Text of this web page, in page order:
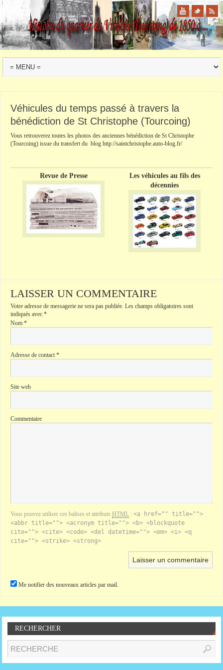
Véhicules du temps passé à travers la
bénédiction de St Christophe (Tourcoing)
Vous retrouverez toutes les photos des anciennes bénédiction de St Christophe
(Tourcoing) issue du transfert du blog http://saintchristophe.auto-blog.fr/
Revue de Presse
Les véhicules au fils des
décennies
LAISSER UN COMMENTAIRE
Votre adresse de messagerie ne sera pas publiée. Les champs obligatoires sont
indiqués avec *
Nom *
Adresse de contact *
Site web
Commentaire
Vous pouvez utiliser ces balises et attributs HTML : <a href="" title="">
<abbr title=""> <acronym title=""> <b> <blockquote
cite=""> <cite> <code> <del datetime=""> <em> <i> <q
cite=""> <strike> <strong>
Me notifier des nouveaux articles par mail.
RECHERCHER